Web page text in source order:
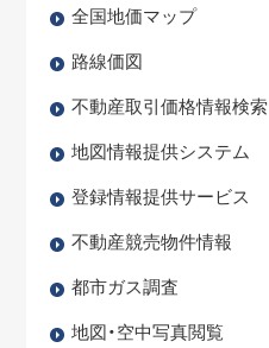
全国地価マップ
路線価図
不動産取引価格情報検索
地図情報提供システム
登録情報提供サービス
不動産競売物件情報
都市ガス調査
地図・空中写真閲覧